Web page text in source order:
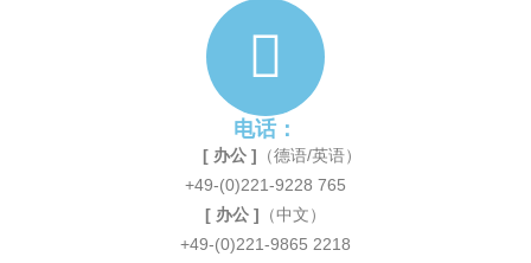
电话：
[ 办公 ] （德语/英语）
+49-(0)221-9228 765
[ 办公 ] （中文）
+49-(0)221-9865 2218